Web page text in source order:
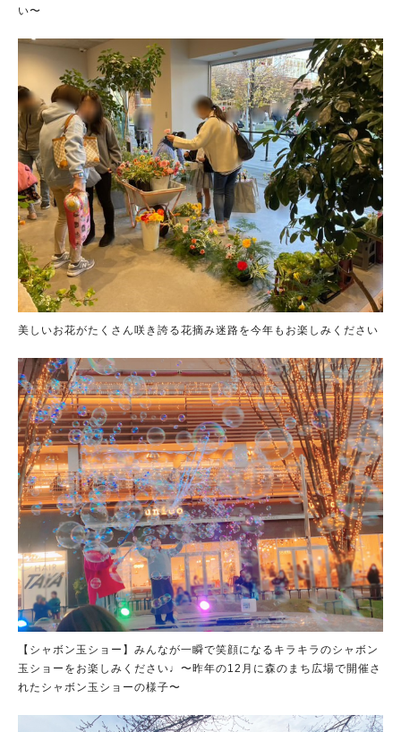
い〜
美しいお花がたくさん咲き誇る花摘み迷路を今年もお楽しみください
【シャボン玉ショー】みんなが一瞬で笑顔になるキラキラのシャボン
玉ショーをお楽しみください♩〜昨年の12月に森のまち広場で開催さ
れたシャボン玉ショーの様子〜